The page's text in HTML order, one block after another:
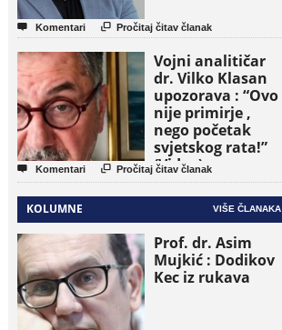
 Komentari  Pročitaj čitav članak
Vojni analitičar
dr. Vilko Klasan
upozorava : “Ovo
nije primirje ,
nego početak
svjetskog rata!”
(Video)
 Komentari  Pročitaj čitav članak
KOLUMNE VIŠE ČLANAKA
Prof. dr. Asim
Mujkić : Dodikov
Kec iz rukava